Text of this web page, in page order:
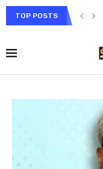
TOP POSTS